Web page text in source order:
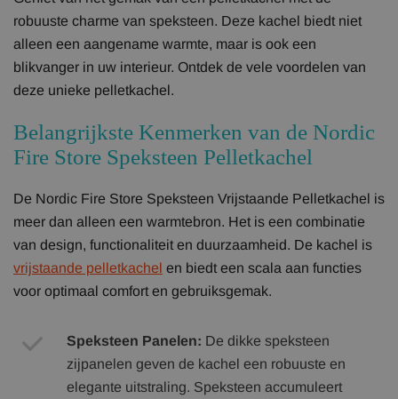
robuuste charme van speksteen. Deze kachel biedt niet
alleen een aangename warmte, maar is ook een
blikvanger in uw interieur. Ontdek de vele voordelen van
deze unieke pelletkachel.
Belangrijkste Kenmerken van de Nordic
Fire Store Speksteen Pelletkachel
De Nordic Fire Store Speksteen Vrijstaande Pelletkachel is
meer dan alleen een warmtebron. Het is een combinatie
van design, functionaliteit en duurzaamheid. De kachel is
vrijstaande pelletkachel en biedt een scala aan functies
voor optimaal comfort en gebruiksgemak.
Speksteen Panelen: De dikke speksteen
zijpanelen geven de kachel een robuuste en
elegante uitstraling. Speksteen accumuleert